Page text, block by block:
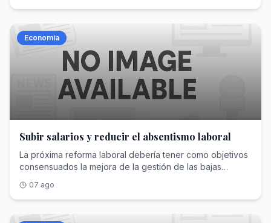
Economía
Subir salarios y reducir el absentismo laboral
La próxima reforma laboral debería tener como objetivos
consensuados la mejora de la gestión de las bajas
beneficios de las empresas
07 ago